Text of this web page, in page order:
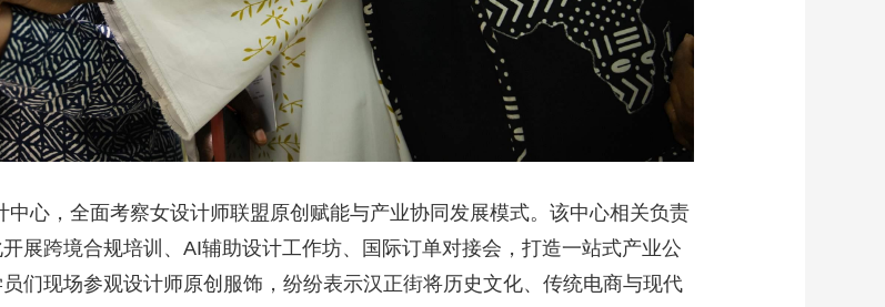
中心，全面考察女设计师联盟原创赋能与产业协同发展模式。该中心相关负责
展跨境合规培训、AI辅助设计工作坊、国际订单对接会，打造一站式产业公
们现场参观设计师原创服饰，纷纷表示汉正街将历史文化、传统电商与现代